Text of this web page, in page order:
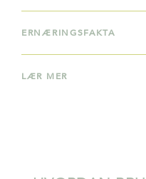
ERNÆRINGSFAKTA
LÆR MER